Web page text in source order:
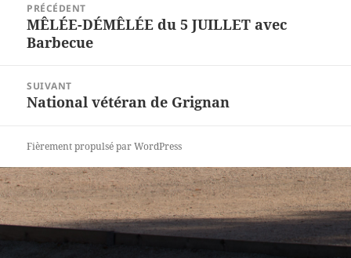
l’article
PRÉCÉDENT
Article
précédent :
MÊLÉE-DÉMÊLÉE du 5 JUILLET avec
Barbecue
SUIVANT
Article
National vétéran de Grignan
Fièrement propulsé par WordPress